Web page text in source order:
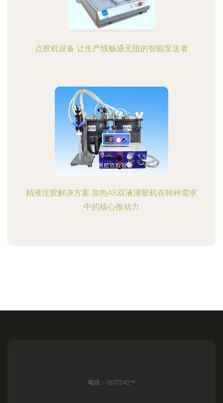
点胶机设备 让生产线畅通无阻的智能泵送者
精准注胶解决方案 加热AB双液灌胶机在特种需求
中的核心推动力
电话：1807542**